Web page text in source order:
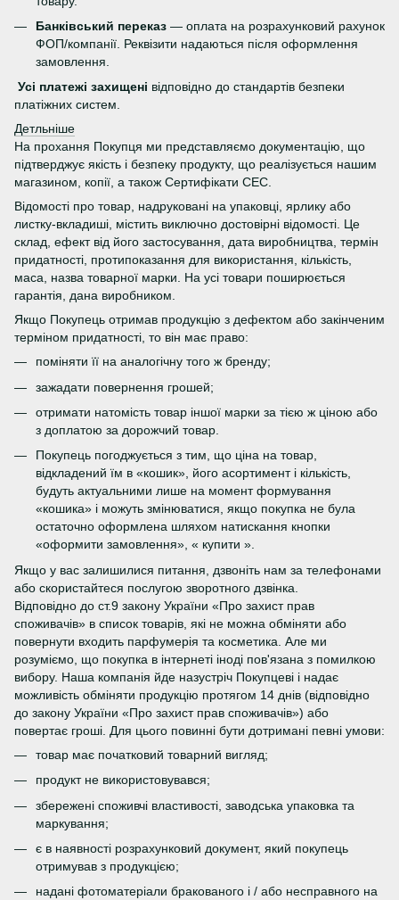
Банківський переказ — оплата на розрахунковий рахунок
ФОП/компанії. Реквізити надаються після оформлення
замовлення.
Усі платежі захищені відповідно до стандартів безпеки
платіжних систем.
Детльніше
На прохання Покупця ми представляємо документацію, що
підтверджує якість і безпеку продукту, що реалізується нашим
магазином, копії, а також Сертифікати СЕС.
Відомості про товар, надруковані на упаковці, ярлику або
листку-вкладиші, містить виключно достовірні відомості. Це
склад, ефект від його застосування, дата виробництва, термін
придатності, протипоказання для використання, кількість,
маса, назва товарної марки. На усі товари поширюється
гарантія, дана виробником.
Якщо Покупець отримав продукцію з дефектом або закінченим
терміном придатності, то він має право:
поміняти її на аналогічну того ж бренду;
зажадати повернення грошей;
отримати натомість товар іншої марки за тією ж ціною або
з доплатою за дорожчий товар.
Покупець погоджується з тим, що ціна на товар,
відкладений їм в «кошик», його асортимент і кількість,
будуть актуальними лише на момент формування
«кошика» і можуть змінюватися, якщо покупка не була
остаточно оформлена шляхом натискання кнопки
«оформити замовлення», « купити ».
Якщо у вас залишилися питання, дзвоніть нам за телефонами
або скористайтеся послугою зворотного дзвінка.
Відповідно до ст.9 закону України «Про захист прав
споживачів» в список товарів, які не можна обміняти або
повернути входить парфумерія та косметика. Але ми
розуміємо, що покупка в інтернеті іноді пов'язана з помилкою
вибору. Наша компанія йде назустріч Покупцеві і надає
можливість обміняти продукцію протягом 14 днів (відповідно
до закону України «Про захист прав споживачів») або
повертає гроші. Для цього повинні бути дотримані певні умови:
товар має початковий товарний вигляд;
продукт не використовувався;
збережені споживчі властивості, заводська упаковка та
маркування;
є в наявності розрахунковий документ, який покупець
отримував з продукцією;
надані фотоматеріали бракованого і / або несправного на